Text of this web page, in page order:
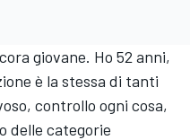
giovane. Ho 52 anni,
è la stessa di tanti
controllo ogni cosa,
delle categorie